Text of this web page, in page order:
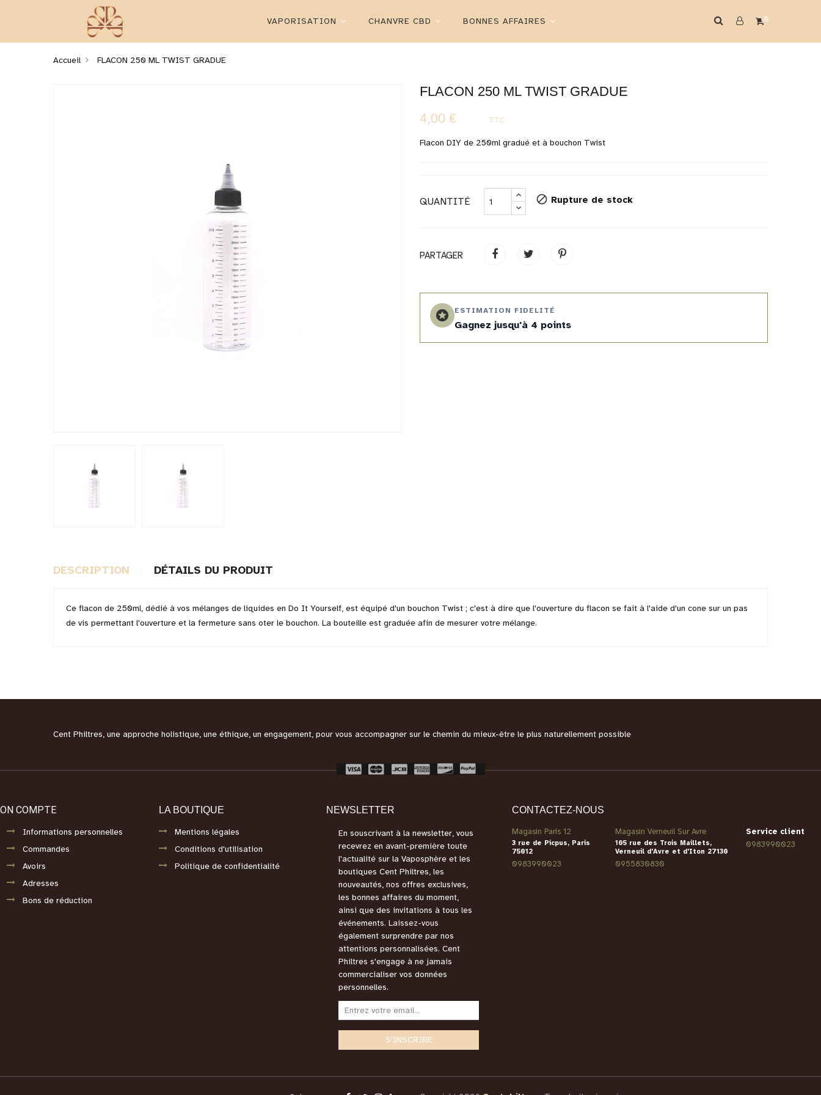
VAPORISATION CHANVRE CBD BONNES AFFAIRES 0
Accueil FLACON 250 ML TWIST GRADUE
FLACON 250 ML TWIST GRADUE
4,00 €
TTC
Flacon DIY de 250ml gradué et à bouchon Twist
QUANTITÉ block Rupture de stock
PARTAGER
stars ESTIMATION FIDELITÉ
Gagnez jusqu'à 4 points
DESCRIPTION DÉTAILS DU PRODUIT
Ce flacon de 250ml, dédié à vos mélanges de liquides en Do It Yourself, est équipé d'un bouchon Twist ; c'est à dire que l'ouverture du flacon se fait à l'aide d'un cone sur un pas
de vis permettant l'ouverture et la fermeture sans oter le bouchon. La bouteille est graduée afin de mesurer votre mélange.
Cent Philtres, une approche holistique, une éthique, un engagement, pour vous accompagner sur le chemin du mieux-être le plus naturellement possible
COMPTE
Informations personnelles
Commandes
Avoirs
Adresses
Bons de réduction
LA BOUTIQUE
Mentions légales
Conditions d'utilisation
Politique de confidentialité
NEWSLETTER
En souscrivant à la newsletter, vous
recevrez en avant-première toute
l'actualité sur la Vaposphère et les
boutiques Cent Philtres, les
nouveautés, nos offres exclusives,
les bonnes affaires du moment,
ainsi que des invitations à tous les
événements. Laissez-vous
également surprendre par nos
attentions personnalisées. Cent
Philtres s'engage à ne jamais
commercialiser vos données
personnelles.
CONTACTEZ-NOUS
Magasin Paris 12
3 rue de Picpus, Paris
75012
0983990023
Magasin Verneuil Sur Avre
105 rue des Trois Maillets,
Verneuil d'Avre et d'Iton 27130
0955830830
Service client
0983990023